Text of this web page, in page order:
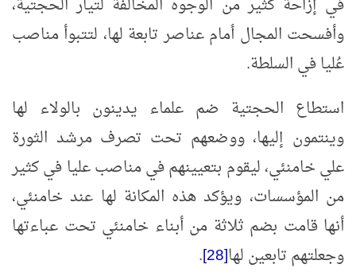
في إزاحة كثير من الوجوه المخالفة لتيار الحجتية،
وأفسحت المجال أمام عناصر تابعة لها، لتتبوأ مناصب
عُليا في السلطة.
استطاع الحجتية ضم علماء يدينون بالولاء لها
وينتمون إليها، ووضعهم تحت تصرف مرشد الثورة
علي خامنئي، ليقوم بتعيينهم في مناصب عليا في كثير
من المؤسسات، ويؤكد هذه المكانة لها عند خامنئي،
أنها قامت بضم ثلاثة من أبناء خامنئي تحت عباءتها
وجعلتهم تابعين لها[28]
.